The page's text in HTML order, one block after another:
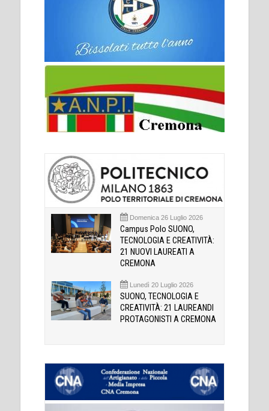
Domenica 26 Luglio 2026
Campus Polo SUONO,
TECNOLOGIA E CREATIVITÀ:
21 NUOVI LAUREATI A
CREMONA
Lunedì 20 Luglio 2026
SUONO, TECNOLOGIA E
CREATIVITÀ: 21 LAUREANDI
PROTAGONISTI A CREMONA